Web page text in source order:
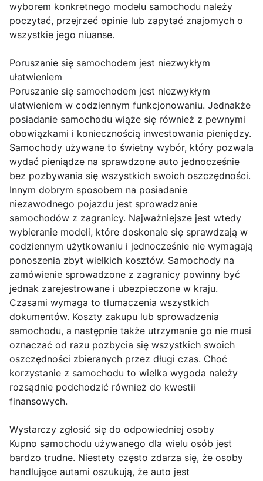
wyborem konkretnego modelu samochodu należy
poczytać, przejrzeć opinie lub zapytać znajomych o
wszystkie jego niuanse.
Poruszanie się samochodem jest niezwykłym
ułatwieniem
Poruszanie się samochodem jest niezwykłym
ułatwieniem w codziennym funkcjonowaniu. Jednakże
posiadanie samochodu wiąże się również z pewnymi
obowiązkami i koniecznością inwestowania pieniędzy.
Samochody używane to świetny wybór, który pozwala
wydać pieniądze na sprawdzone auto jednocześnie
bez pozbywania się wszystkich swoich oszczędności.
Innym dobrym sposobem na posiadanie
niezawodnego pojazdu jest sprowadzanie
samochodów z zagranicy. Najważniejsze jest wtedy
wybieranie modeli, które doskonale się sprawdzają w
codziennym użytkowaniu i jednocześnie nie wymagają
ponoszenia zbyt wielkich kosztów. Samochody na
zamówienie sprowadzone z zagranicy powinny być
jednak zarejestrowane i ubezpieczone w kraju.
Czasami wymaga to tłumaczenia wszystkich
dokumentów. Koszty zakupu lub sprowadzenia
samochodu, a następnie także utrzymanie go nie musi
oznaczać od razu pozbycia się wszystkich swoich
oszczędności zbieranych przez długi czas. Choć
korzystanie z samochodu to wielka wygoda należy
rozsądnie podchodzić również do kwestii
finansowych.
Wystarczy zgłosić się do odpowiedniej osoby
Kupno samochodu używanego dla wielu osób jest
bardzo trudne. Niestety często zdarza się, że osoby
handlujące autami oszukują, że auto jest